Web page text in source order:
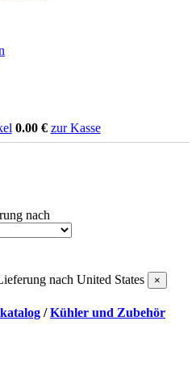
0.00€ zur Kasse
nach
nach United States ×
/Kühler und Zubehör